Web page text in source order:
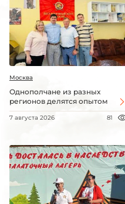
Москва
Однополчане из разных
регионов делятся опытом
7 августа 2026 81